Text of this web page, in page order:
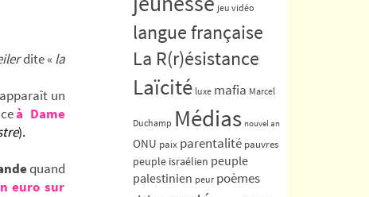
dite «la
un
à Dame
).
quand
euro sur
jeu vidéo
langue française
La R(r)ésistance
Laïcité luxe mafia Marcel
Duchamp Médias nouvel an
ONU paix parentalité pauvres
peuple israélien peuple
palestinien peur poèmes